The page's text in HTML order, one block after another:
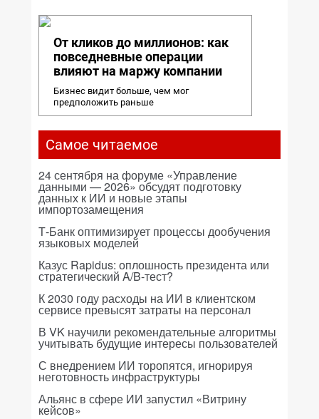
От кликов до миллионов: как
повседневные операции
влияют на маржу компании
Бизнес видит больше, чем мог
предположить раньше
Самое читаемое
24 сентября на форуме «Управление
данными — 2026» обсудят подготовку
данных к ИИ и новые этапы
импортозамещения
Т-Банк оптимизирует процессы дообучения
языковых моделей
Казус Rapidus: оплошность президента или
стратегический A/B-тест?
К 2030 году расходы на ИИ в клиентском
сервисе превысят затраты на персонал
В VK научили рекомендательные алгоритмы
учитывать будущие интересы пользователей
С внедрением ИИ торопятся, игнорируя
неготовность инфраструктуры
Альянс в сфере ИИ запустил «Витрину
кейсов»